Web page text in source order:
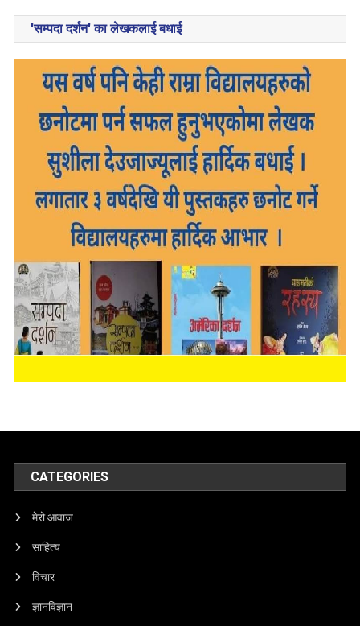
'सम्पदा दर्शन' का लेखकलाई बधाई
CATEGORIES
मेरो आवाज
साहित्य
विचार
ज्ञानविज्ञान